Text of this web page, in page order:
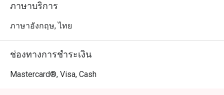
ภาษาบริการ
ภาษาอังกฤษ, ไทย
ช่องทางการชำระเงิน
Mastercard®, Visa, Cash